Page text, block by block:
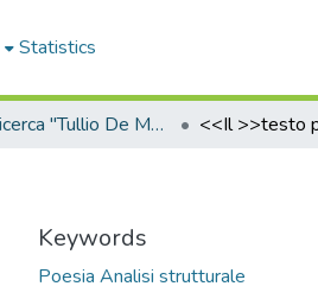
Statistics
Sala di ricerca "Tullio De Mauro" <<Il >>testo
Keywords
Poesia Analisi strutturale